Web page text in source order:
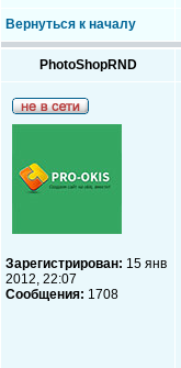
Вернуться к началу
PhotoShopRND
Зарегистрирован: 15 янв
2012, 22:07
Сообщения: 1708